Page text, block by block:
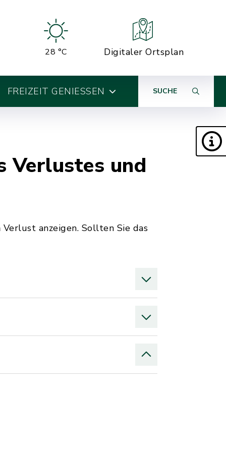
28 °C Digitaler Ortsplan
FREIZEIT GENIESSEN SUCHE
Verlustes und
anzeigen. Sollten Sie das